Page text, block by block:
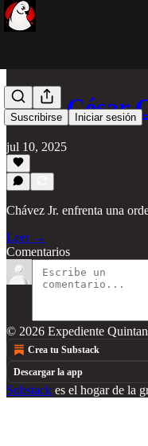
Suscribirse Iniciar sesión
Julio César
jul 10, 2025
Chávez Jr. enfrenta una
Leer →
Comentarios
© 2026 Expediente
Crea tu Substack
Descargar la app
Substack es el hogar de la